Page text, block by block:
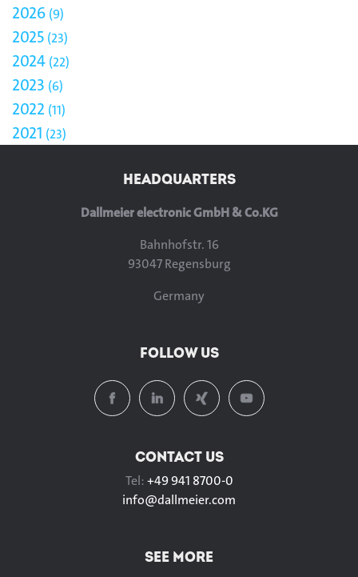
2026 9
2025 23
2024 22
2023 6
2022 11
2021 23
HEADQUARTERS
Dallmeier electronic GmbH & Co.KG
Bahnhofstr. 16
93047 Regensburg
Germany
FOLLOW US
CONTACT US
Tel:+49 941 8700-0
info@dallmeier.com
SEE MORE